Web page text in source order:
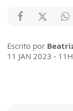
Escrito por
11 JAN 2023 -